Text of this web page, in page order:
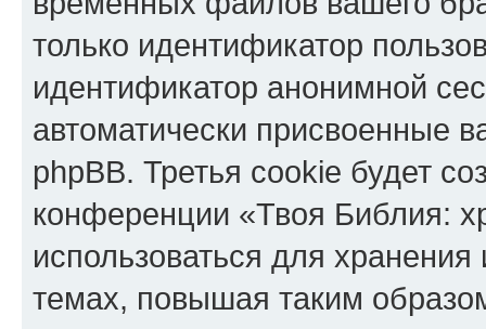
только идентификатор
идентификатор анонимной
автоматически присвоенные
phpBB. Третья cookie будет
конференции «Твоя Библия:
использоваться для
темах, повышая таким